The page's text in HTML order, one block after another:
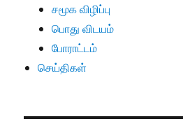
சமூக விழிப்பு
பொது விடயம்
போராட்டம்
செய்திகள்